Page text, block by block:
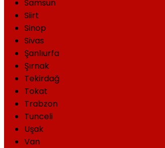
Samsun
Siirt
Sinop
Sivas
Şanlıurfa
Şırnak
Tekirdağ
Tokat
Trabzon
Tunceli
Uşak
Van